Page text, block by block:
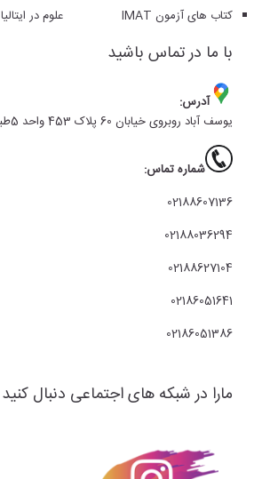
علوم در ایتالیا
کتاب های آزمون IMAT
با ما در تماس باشید
آدرس:
یوسف آباد روبروی خیابان 60 پلاک 453 واحد 5طبقه دوم
شماره تماس:
02188607136
02188036294
02188627104
02186051641
02186051386
مارا در شبکه های اجتماعی دنبال کنید